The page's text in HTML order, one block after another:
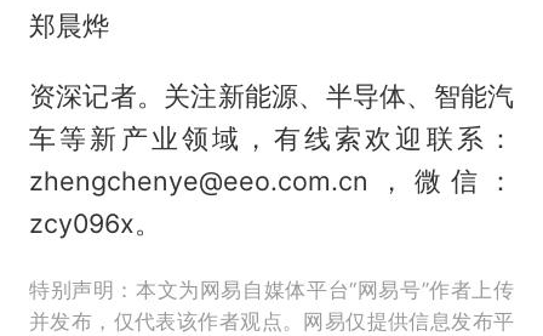
郑晨烨
资深记者。关注新能源、半导体、智能汽
车等新产业领域，有线索欢迎联系：
zhengchenye@eeo.com.cn，微信：
zcy096x。
特别声明：本文为网易自媒体平台“网易号”作者上传
并发布，仅代表该作者观点。网易仅提供信息发布平